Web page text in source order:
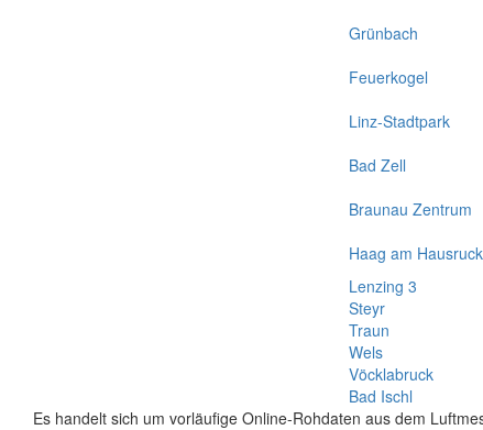
Grünbach
Feuerkogel
Linz-Stadtpark
Bad Zell
Braunau Zentrum
Haag am Hausruck
Lenzing 3
Steyr
Traun
Wels
Vöcklabruck
Bad Ischl
Es handelt sich um vorläufige Online-Rohdaten aus dem